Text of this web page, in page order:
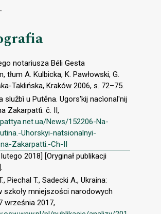
notariusza Béli Gesta
tłum A. Kulbicka, K. Pawłowski, G.
Taklińska, Kraków 2006, s. 72–75.
službì u Putěna. Ugors'kij nacìonal'nij
Zakarpattì. č. II,
News/152206-Na-
Uhorskyi-natsionalnyi-
Zakarpatti.-Ch-II
2018] [Oryginał publikacji
Piechal T., Sadecki A., Ukraina:
szkoły mniejszości narodowych
września 2017,